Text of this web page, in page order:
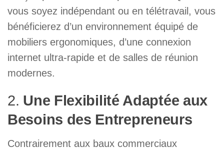
vous soyez indépendant ou en télétravail, vous
bénéficierez d’un environnement équipé de
mobiliers ergonomiques, d’une connexion
internet ultra-rapide et de salles de réunion
modernes.
2. Une Flexibilité Adaptée aux
Besoins des Entrepreneurs
Contrairement aux baux commerciaux